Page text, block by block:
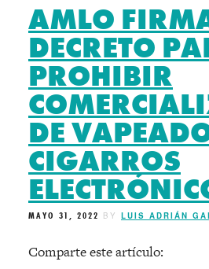
AMLO
DECRETO
PROHIBIR
DE
CIGARROS
MAYO 31, 2022 BY LUIS ADRIÁN
Comparte este artículo: